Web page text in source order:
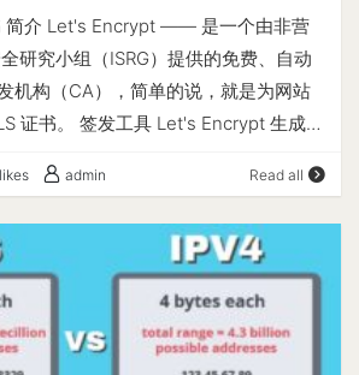
bind_port = 7000 token = abc123
dashboard_user = user
password vhost_http_port = 10080
10443 bind_port 表示用于客户端和服
个端口号我们之后在配置客户端的时候
火墙7000端口 token 是用于客户端和
请自行设置并记录，稍后会用到。 编辑
服务命令: ./frps -c frps.ini 如果看到屏
运行正常，如果出现错误提示，请检查
08/29 12:36:22 [I] [root.go:200] frps
2023/08/29 12:36:22 [I]
简介 Let's Encrypt —— 是一个由非营
研究小组（ISRG）提供的免费、自动
机构（CA），简单的说，就是为网站
证书。 签发工具 Let's Encrypt 生成证
人用户还是推荐通过工具生成证书。 这
不仅有详细的中文文档，操作更为方
。 acme.sh 以 root 用户为例 在线安装
| sh 安装过程： 1.home 目录下生
，查看文件夹内容：ls ~/.acme.sh/；
： # ~/.bashrc 添加： .
admin Read all